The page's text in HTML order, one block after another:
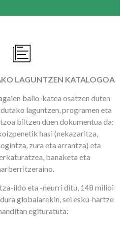
LAGUNTZEN KATALOGOA
balio-katea osatzen duten
laguntzen, programen eta
biltzen duen dokumentua da:
hasi (nekazaritza,
zura eta arrantza) eta
banaketa eta
ildo eta -neurri ditu, 148 milioi
globalarekin, sei esku-hartze
egituratuta: